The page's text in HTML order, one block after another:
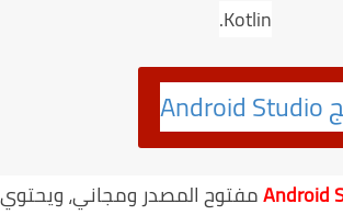
Kotlin.
Android Studio
مفتوح المصدر ومجاني، ويحتوي